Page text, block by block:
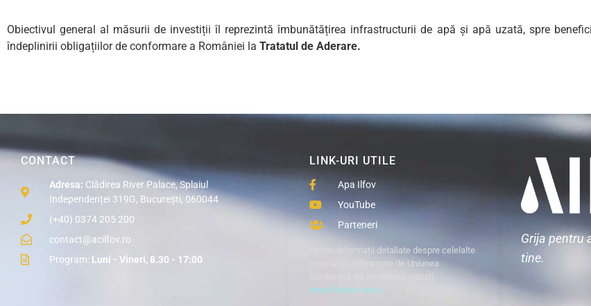
Obiectivul general al măsurii de investiții îl reprezintă îmbunătățirea infrastructurii de apă și apă uzată, spre
îndeplinirii obligațiilor de conformare a României la Tratatul de Aderare.
CONTACT
Adresa: Clădirea River Palace, Splaiul
Independenței 319G, București, 060044
(+40) 0374 205 200
contact@acilfov.ro
Program: Luni - Vineri, 8.30 - 17:00
LINK-URI UTILE
Apa Ilfov
YouTube
Parteneri
Pentru informații detaliate despre celelalte
programe cofinanțate de Uniunea
Europeană, vă invităm să vizitați
www.fonduri-ue.ro
Grija pentru
tine.